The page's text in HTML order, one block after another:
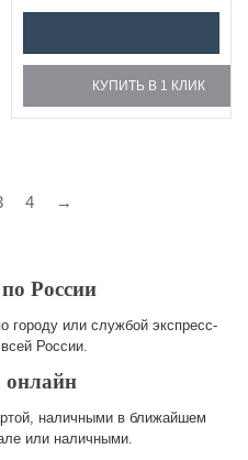
КУПИТЬ В 1 КЛИК
4 →
России
городу или службой экспресс-
России.
онлайн
наличными в ближайшем
или наличными.